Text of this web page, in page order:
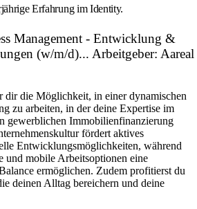
Erfahrung im Identity.
Management - Entwicklung &
(w/m/d)... Arbeitgeber: Aareal
dir die Möglichkeit, in einer dynamischen
zu arbeiten, in der deine Expertise im
gewerblichen Immobilienfinanzierung
fördert aktives
Entwicklungsmöglichkeiten, während
und mobile Arbeitsoptionen eine
ermöglichen. Zudem profitierst du
deinen Alltag bereichern und deine